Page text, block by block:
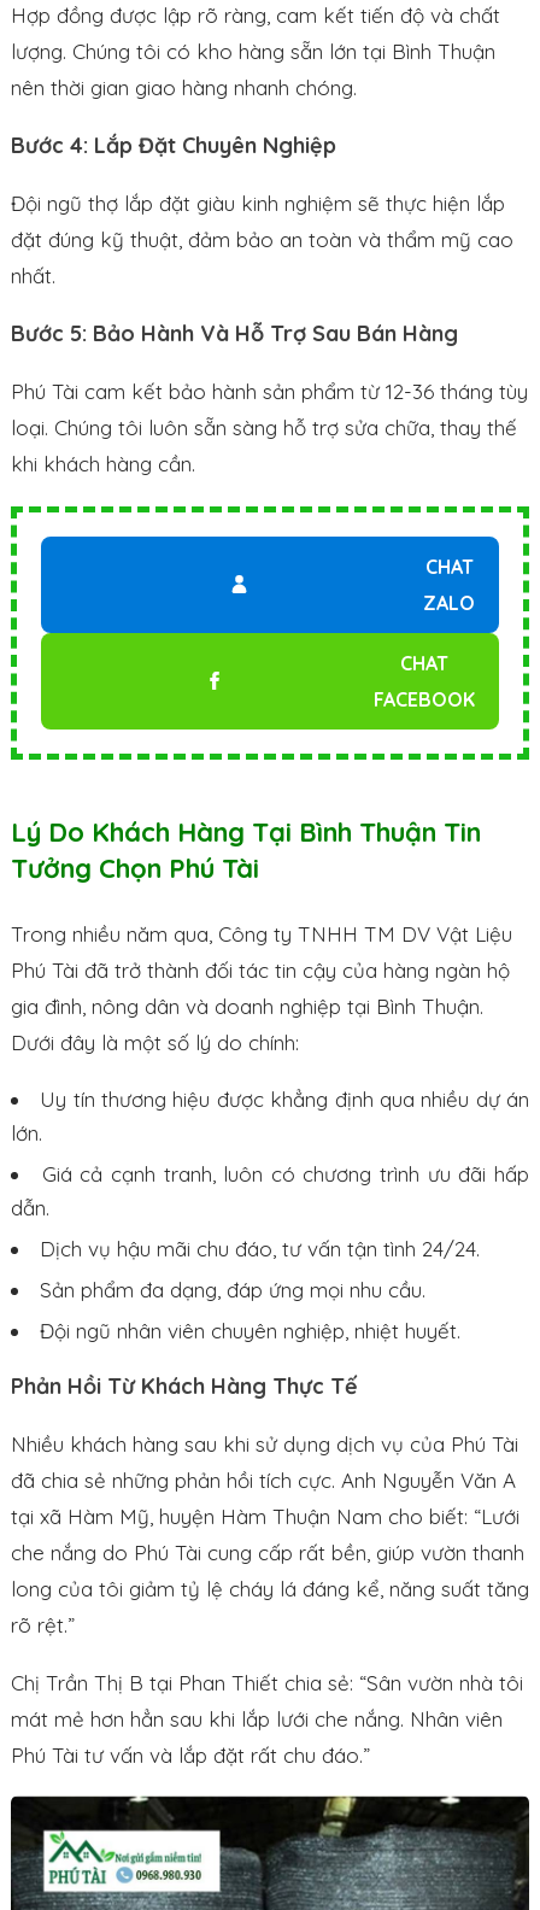
Hợp đồng được lập rõ ràng, cam kết tiến độ và chất
lượng. Chúng tôi có kho hàng sẵn lớn tại Bình Thuận
nên thời gian giao hàng nhanh chóng.
Bước 4: Lắp Đặt Chuyên Nghiệp
Đội ngũ thợ lắp đặt giàu kinh nghiệm sẽ thực hiện lắp
đặt đúng kỹ thuật, đảm bảo an toàn và thẩm mỹ cao
nhất.
Bước 5: Bảo Hành Và Hỗ Trợ Sau Bán Hàng
Phú Tài cam kết bảo hành sản phẩm từ 12-36 tháng tùy
loại. Chúng tôi luôn sẵn sàng hỗ trợ sửa chữa, thay thế
khi khách hàng cần.
CHAT
ZALO
CHAT
FACEBOOK
Lý Do Khách Hàng Tại Bình Thuận Tin
Tưởng Chọn Phú Tài
Trong nhiều năm qua, Công ty TNHH TM DV Vật Liệu
Phú Tài đã trở thành đối tác tin cậy của hàng ngàn hộ
gia đình, nông dân và doanh nghiệp tại Bình Thuận.
Dưới đây là một số lý do chính:
Uy tín thương hiệu được khẳng định qua nhiều dự án
lớn.
Giá cả cạnh tranh, luôn có chương trình ưu đãi hấp
dẫn.
Dịch vụ hậu mãi chu đáo, tư vấn tận tình 24/24.
Sản phẩm đa dạng, đáp ứng mọi nhu cầu.
Đội ngũ nhân viên chuyên nghiệp, nhiệt huyết.
Phản Hồi Từ Khách Hàng Thực Tế
Nhiều khách hàng sau khi sử dụng dịch vụ của Phú Tài
đã chia sẻ những phản hồi tích cực. Anh Nguyễn Văn A
tại xã Hàm Mỹ, huyện Hàm Thuận Nam cho biết: “Lưới
che nắng do Phú Tài cung cấp rất bền, giúp vườn thanh
long của tôi giảm tỷ lệ cháy lá đáng kể, năng suất tăng
rõ rệt.”
Chị Trần Thị B tại Phan Thiết chia sẻ: “Sân vườn nhà tôi
mát mẻ hơn hẳn sau khi lắp lưới che nắng. Nhân viên
Phú Tài tư vấn và lắp đặt rất chu đáo.”